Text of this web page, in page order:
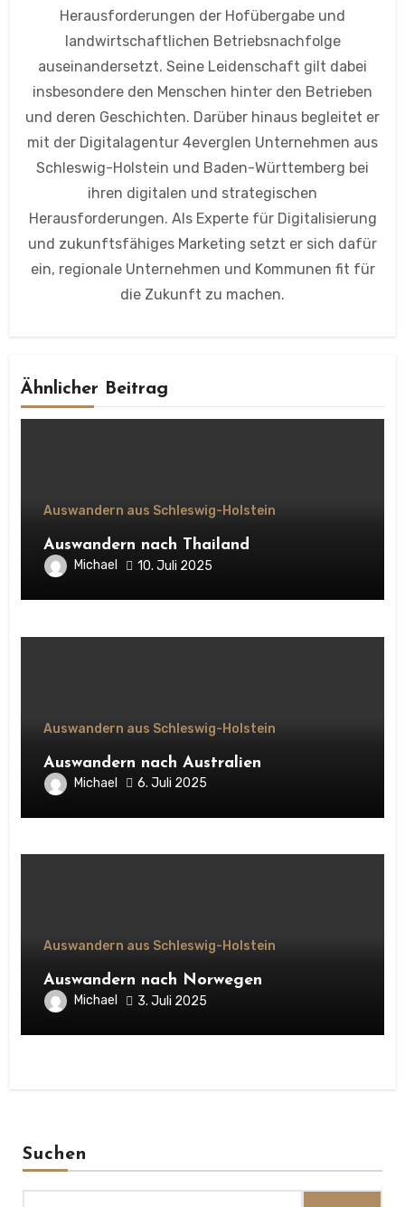
Herausforderungen der Hofübergabe und
landwirtschaftlichen Betriebsnachfolge
auseinandersetzt. Seine Leidenschaft gilt dabei
insbesondere den Menschen hinter den Betrieben
und deren Geschichten. Darüber hinaus begleitet er
mit der Digitalagentur 4everglen Unternehmen aus
Schleswig-Holstein und Baden-Württemberg bei
ihren digitalen und strategischen
Herausforderungen. Als Experte für Digitalisierung
und zukunftsfähiges Marketing setzt er sich dafür
ein, regionale Unternehmen und Kommunen fit für
die Zukunft zu machen.
Ähnlicher Beitrag
Auswandern aus Schleswig-Holstein
Auswandern nach Thailand
Michael 10. Juli 2025
Auswandern aus Schleswig-Holstein
Auswandern nach Australien
Michael 6. Juli 2025
Auswandern aus Schleswig-Holstein
Auswandern nach Norwegen
Michael 3. Juli 2025
Suchen